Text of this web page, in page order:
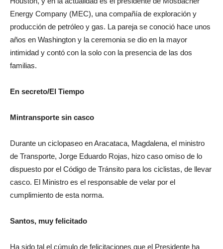
Energy Company (MEC), una compañía de exploración y
producción de petróleo y gas. La pareja se conoció hace unos
años en Washington y la ceremonia se dio en la mayor
intimidad y contó con la solo con la presencia de las dos
familias.
En secreto/El Tiempo
Mintransporte sin casco
Durante un ciclopaseo en Aracataca, Magdalena, el ministro
de Transporte, Jorge Eduardo Rojas, hizo caso omiso de lo
dispuesto por el Código de Tránsito para los ciclistas, de llevar
casco. El Ministro es el responsable de velar por el
cumplimiento de esta norma.
Santos, muy felicitado
Ha sido tal el cúmulo de felicitaciones que el Presidente ha